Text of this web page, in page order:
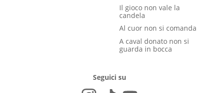
Il gioco non vale la
candela
Al cuor non si comanda
A caval donato non si
guarda in bocca
Seguici su